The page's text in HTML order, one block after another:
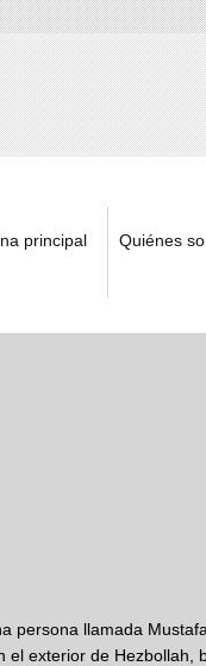
Skip
main
principal Quiénes
persona llamada
el exterior de Hezbollah,